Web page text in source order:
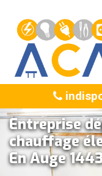
Entreprise
chauffage
En Auge